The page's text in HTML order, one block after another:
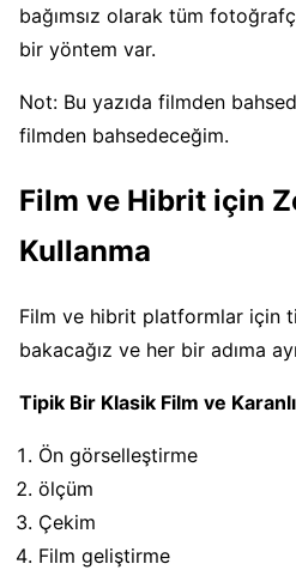
bağımsız olarak tüm
bir yöntem var.
Not: Bu yazıda filmden
filmden bahsedeceğim.
Film ve Hibrit için
Kullanma
Film ve hibrit platformlar için
bakacağız ve her bir adıma
Tipik Bir Klasik Film ve
Ön görselleştirme
ölçüm
Çekim
Film geliştirme